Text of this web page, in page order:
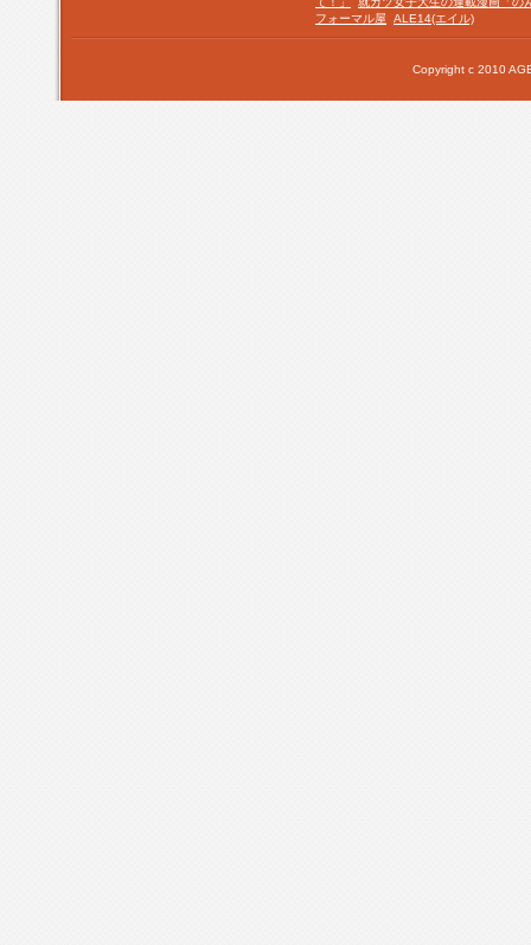
フォーマル屋
ALE14(エイル)
Copyright c 2010